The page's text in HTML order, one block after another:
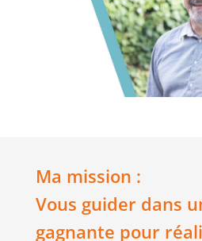
Ma mission :
Vous guider dans
gagnante pour